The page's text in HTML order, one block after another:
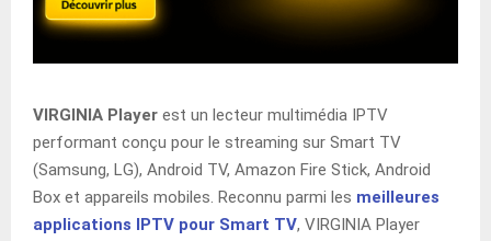
VIRGINIA Player est un lecteur multimédia IPTV
performant conçu pour le streaming sur Smart TV
(Samsung, LG), Android TV, Amazon Fire Stick, Android
Box et appareils mobiles. Reconnu parmi les meilleures
applications IPTV pour Smart TV, VIRGINIA Player